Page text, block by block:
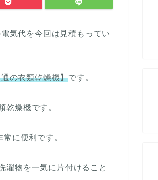
気代を今回は見積もってい
の衣類乾燥機】です。
乾燥機です。
に便利です。
濯物を一気に片付けること